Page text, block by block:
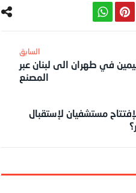
في طهران الى لبنان عبر
المصنع
مستشفيان لإستقبال